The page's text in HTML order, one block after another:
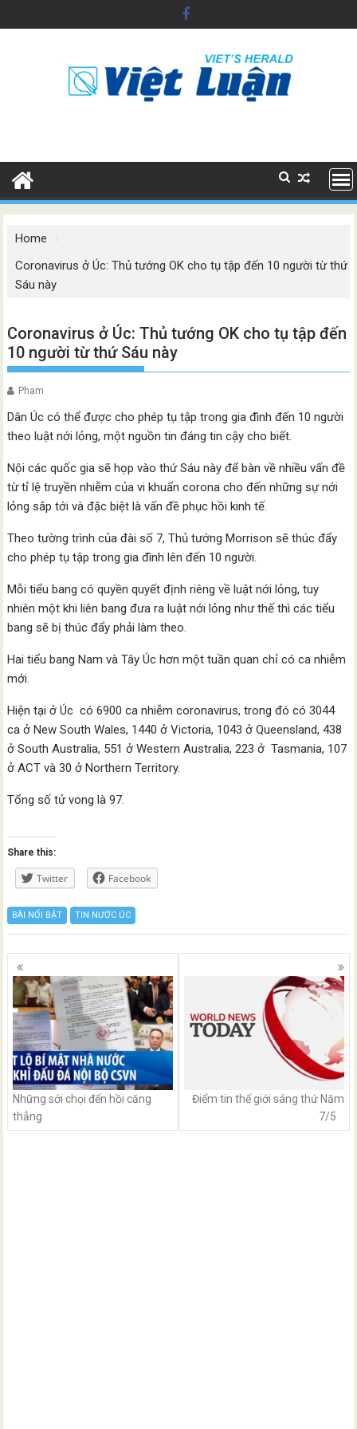
to
Home
Coronavirus ở Úc: Thủ tướng OK cho tụ tập đến 10 người từ thứ
Sáu này
Coronavirus ở Úc: Thủ tướng OK cho tụ tập đến
10 người từ thứ Sáu này
Pham
Dân Úc có thể được cho phép tụ tập trong gia đình đến 10 người
theo luật nới lỏng, một nguồn tin đáng tin cậy cho biết.
Nội các quốc gia sẽ họp vào thứ Sáu này để bàn về nhiều vấn đề
từ tỉ lệ truyền nhiễm của vi khuẩn corona cho đến những sự nới
lỏng sắp tới và đặc biệt là vấn đề phục hồi kinh tế.
Theo tường trình của đài số 7, Thủ tướng Morrison sẽ thúc đẩy
cho phép tụ tập trong gia đình lên đến 10 người.
Mỗi tiểu bang có quyền quyết định riêng về luật nới lỏng, tuy
nhiên một khi liên bang đưa ra luật nới lỏng như thế thì các tiểu
bang sẽ bị thúc đẩy phải làm theo.
Hai tiểu bang Nam và Tây Úc hơn một tuần quan chỉ có ca nhiễm
mới.
Hiện tại ở Úc có 6900 ca nhiễm coronavirus, trong đó có 3044
ca ở New South Wales, 1440 ở Victoria, 1043 ở Queensland, 438
ở South Australia, 551 ở Western Australia, 223 ở Tasmania, 107
ở ACT và 30 ở Northern Territory.
Tổng số tử vong là 97.
Share this:
Twitter Facebook
BÀI NỔI BẬT TIN NƯỚC ÚC
Posts
navigation
Những sới chọi đến hồi căng
thẳng
Điểm tin thế giới sáng thứ Năm
7/5